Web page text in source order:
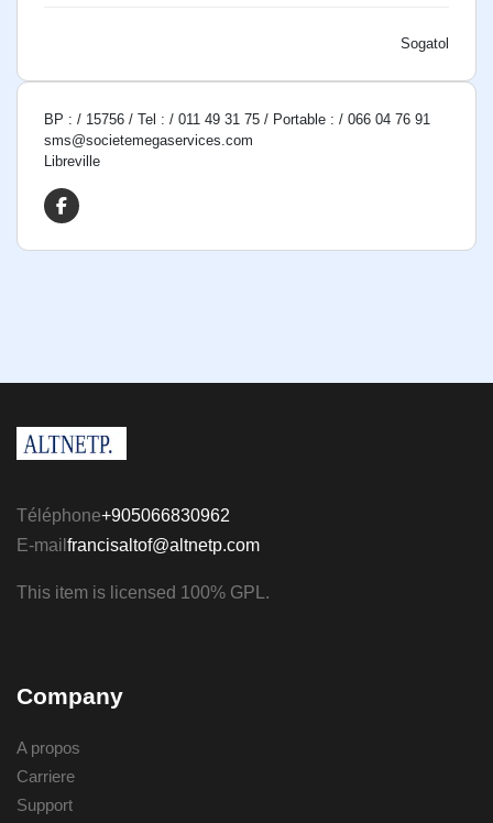
Sogatol
BP : / 15756 / Tel : / 011 49 31 75 / Portable : / 066 04 76 91
sms@societemegaservices.com
Libreville
Téléphone+905066830962
E-mail francisaltof@altnetp.com
This item is licensed 100% GPL.
Company
A propos
Carriere
Support